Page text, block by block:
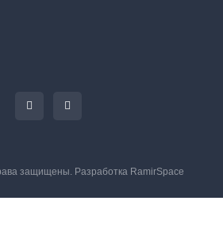
защищены. Разработка RamirSpace